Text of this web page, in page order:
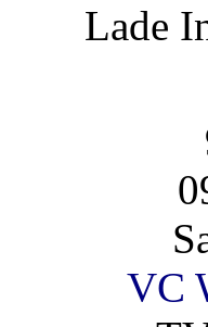
Lade
VC